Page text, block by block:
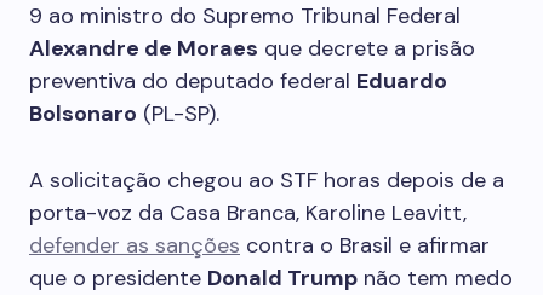
9 ao ministro do Supremo Tribunal Federal
Alexandre de Moraes que decrete a prisão
preventiva do deputado federal Eduardo
Bolsonaro (PL-SP).
A solicitação chegou ao STF horas depois de a
porta-voz da Casa Branca, Karoline Leavitt,
defender as sanções contra o Brasil e afirmar
que o presidente Donald Trump não tem medo